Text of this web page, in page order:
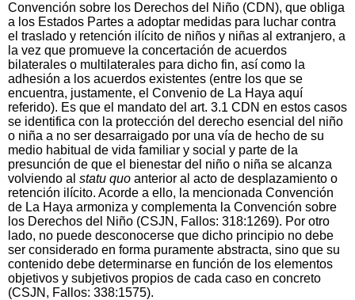
Convención sobre los Derechos del Niño (CDN), que obliga
a los Estados Partes a adoptar medidas para luchar contra
el traslado y retención ilícito de niños y niñas al extranjero, a
la vez que promueve la concertación de acuerdos
bilaterales o multilaterales para dicho fin, así como la
adhesión a los acuerdos existentes (entre los que se
encuentra, justamente, el Convenio de La Haya aquí
referido). Es que el mandato del art. 3.1 CDN en estos casos
se identifica con la protección del derecho esencial del niño
o niña a no ser desarraigado por una vía de hecho de su
medio habitual de vida familiar y social y parte de la
presunción de que el bienestar del niño o niña se alcanza
volviendo al statu quo anterior al acto de desplazamiento o
retención ilícito. Acorde a ello, la mencionada Convención
de La Haya armoniza y complementa la Convención sobre
los Derechos del Niño (CSJN, Fallos: 318:1269). Por otro
lado, no puede desconocerse que dicho principio no debe
ser considerado en forma puramente abstracta, sino que su
contenido debe determinarse en función de los elementos
objetivos y subjetivos propios de cada caso en concreto
(CSJN, Fallos: 338:1575).